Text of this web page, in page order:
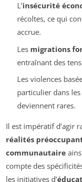
L’insécurité
récoltes, ce qui
accrue.
Les migrations
entraînant des
Les violences
particulier dans
deviennent rares.
Il est impératif d’agir
réalités
communautaire
compte des
les initiatives d’